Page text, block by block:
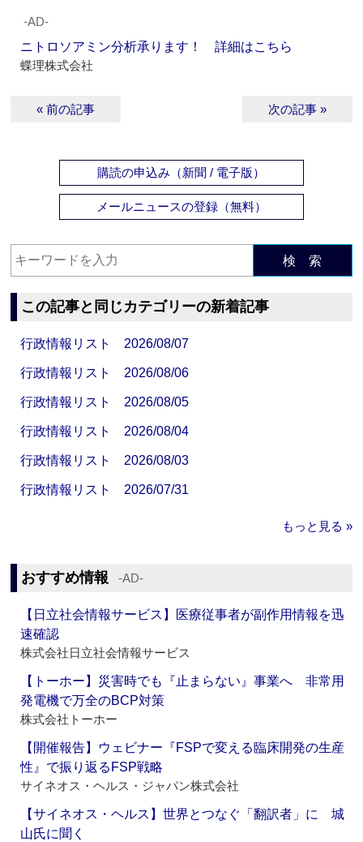
‐AD‐
ニトロソアミン分析承ります！ 詳細はこちら
蝶理株式会社
« 前の記事 次の記事 »
購読の申込み（新聞 / 電子版）
メールニュースの登録（無料）
検 索
この記事と同じカテゴリーの新着記事
行政情報リスト 2026/08/07
行政情報リスト 2026/08/06
行政情報リスト 2026/08/05
行政情報リスト 2026/08/04
行政情報リスト 2026/08/03
行政情報リスト 2026/07/31
もっと見る »
おすすめ情報 ‐AD‐
【日立社会情報サービス】医療従事者が副作用情報を迅
速確認
株式会社日立社会情報サービス
【トーホー】災害時でも『止まらない』事業へ 非常用
発電機で万全のBCP対策
株式会社トーホー
【開催報告】ウェビナー『FSPで変える臨床開発の生産
性』で振り返るFSP戦略
サイネオス・ヘルス・ジャパン株式会社
【サイネオス・ヘルス】世界とつなぐ「翻訳者」に 城
山氏に聞く